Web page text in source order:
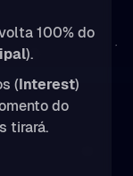
100% do
).
(Interest)
do
tirará.